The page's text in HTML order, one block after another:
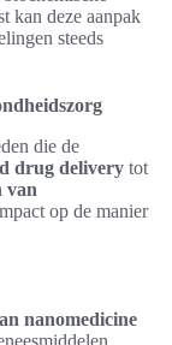
kan deze aanpak
steeds
die de
drug delivery tot
van
op de manier
nanomedicine